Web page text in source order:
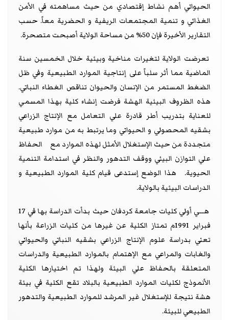
الحيواني أهم نشاط إقتصادي من حيث مساهمته في الأمن
الغذائي و تنمية المجتمعات الريفية و الحضرية معاً. حسب
التقارير الأخيرة فإن 50% من مساحة الولاية أصبحت متصحرة.
تعرضت الولاية لتغيرات مناخية وبيئية خلال الخمسين سنة
الماضية مما أثر سلباً على إنتاجية الموارد الطبيعية وفي ظل
الضغط المستمر من الإنسان والحيوان تناقص الغطاء النباتي.
هذه الظروف البيئية الهشة فرضت إنشاء كلية بهذا المسمي
للعناية بتدريب أطر قادرة علي التعامل مع الإنتاج الزراعي
بشقيه المحصولي و الحيواني وما يرتبط به من موارد طبيعية
متجددة من حيث الإستغلال الأمثل لهذه الموارد مع الحفاظ
علي التوازن البيئي ووقف التدهور والنظر في استدامة التنمية
الحيوية. هذا الوضع إستدعى قيام كلية الموارد الطبيعية و
الدراسات البيئية بالولاية.
هــي أولي كليات جامعة كردفان حيث بدأت الدراسة بها في 17
فبراير 1991م تمتاز الكلية عن غيرها من كليات الزراعة بأنها
تعني بدراسة علوم الإنتاج الزراعي بشقيه النباتي والحيواني
والغابات والمراعي مع الإهتمام بالموارد الطبيعية والدراسات
المتعلقة بالحفاظ علي البيئة ولهذا تم اختيارها الكلية
الأنموذج لكليات الموارد الطبيعية بالبلاد تقع الكلية في بيئة
هشة نتيجة للإستغلال غير المرشد للموارد الطبيعية والتدهور
الطبيعي للبيئة.